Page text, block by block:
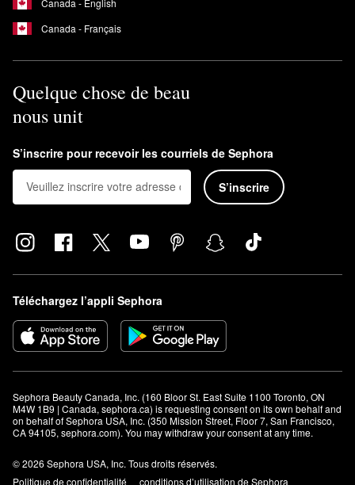
Canada - English
Canada - Français
Quelque chose de beau
nous unit
S’inscrire pour recevoir les courriels de Sephora
S’inscrire
Téléchargez l’appli Sephora
Sephora Beauty Canada, Inc. (160 Bloor St. East Suite 1100 Toronto, ON
M4W 1B9 | Canada, sephora.ca) is requesting consent on its own behalf and
on behalf of Sephora USA, Inc. (350 Mission Street, Floor 7, San Francisco,
CA 94105, sephora.com). You may withdraw your consent at any time.
© 2026 Sephora USA, Inc. Tous droits réservés.
Politique de confidentialité
conditions d’utilisation de Sephora